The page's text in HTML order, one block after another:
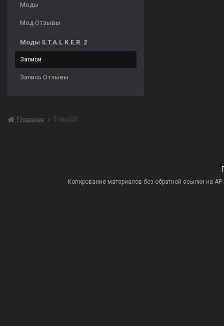
Моды
Мод Отзывы
Моды S.T.A.L.K.E.R. 2
Записи
Запись Отзывы
Главная TokuSS
Копирование материалов без обратной ссылки на